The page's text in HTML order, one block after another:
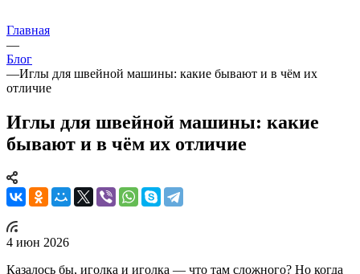
Главная
—
Блог
—Иглы для швейной машины: какие бывают и в чём их
отличие
Иглы для швейной машины: какие
бывают и в чём их отличие
4 июн 2026
Казалось бы, иголка и иголка — что там сложного? Но когда